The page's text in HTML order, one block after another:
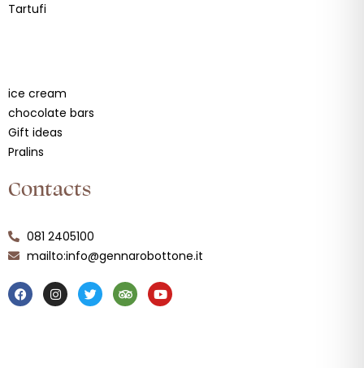
Tartufi
ice cream
chocolate bars
Gift ideas
Pralins
Contacts
081 2405100
mailto:info@gennarobottone.it